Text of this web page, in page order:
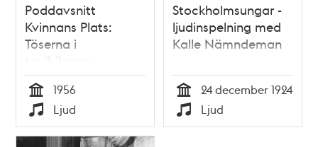
Poddavsnitt
Kvinnans Plats:
Töserna i
taxibilarnas
förarsäten, 1956
Tid
1956
Typ
Ljud
Stockholmsungar -
ljudinspelning med
Kalle Nämndeman
Tid
24 december 1924
Typ
Ljud